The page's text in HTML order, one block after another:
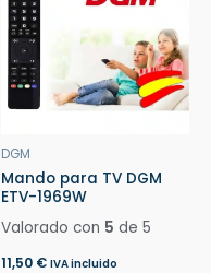
DGM
Mando para TV DGM
ETV-1969W
Valorado con 5 de 5
11,50 € IVA incluido